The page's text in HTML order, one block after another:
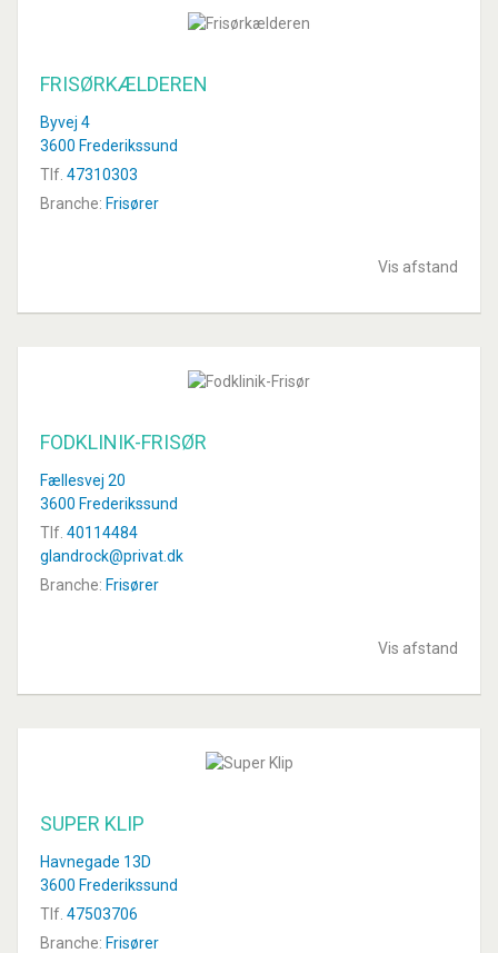
FRISØRKÆLDEREN
Byvej 4
3600 Frederikssund
Tlf. 47310303
Branche: Frisører
Vis afstand
FODKLINIK-FRISØR
Fællesvej 20
3600 Frederikssund
Tlf. 40114484
glandrock@privat.dk
Branche: Frisører
Vis afstand
SUPER KLIP
Havnegade 13D
3600 Frederikssund
Tlf. 47503706
Branche: Frisører